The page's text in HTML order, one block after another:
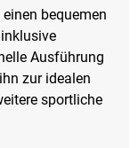
bequemen
Ausführung
zur idealen
sportliche